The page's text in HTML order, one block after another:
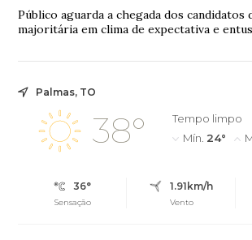
Público aguarda a chegada dos candidatos
majoritária em clima de expectativa e
Palmas, TO
38°
Tempo limpo
Mín. 24°
36°
Sensação
1.91km/h
Vento